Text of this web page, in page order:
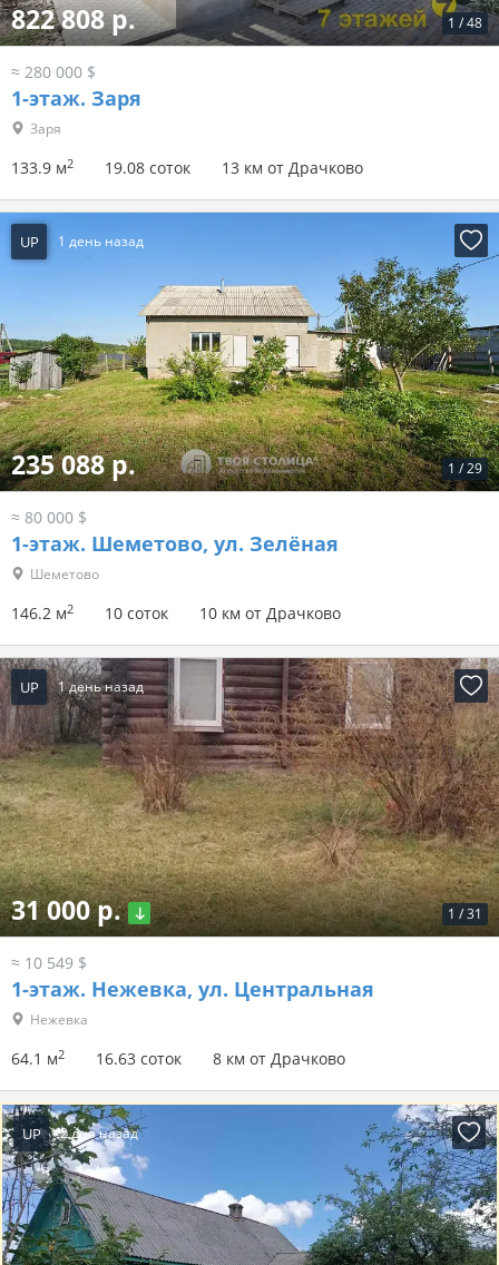
1 /48
822 808 р.
≈ 280 000 $
1-этаж. Заря
Заря
133.9 м2 19.08 соток 13 км от Драчково
UP 1 день назад
1 /29
235 088 р.
≈ 80 000 $
1-этаж. Шеметово, ул. Зелёная
Шеметово
146.2 м2 10 соток 10 км от Драчково
UP 1 день назад
1 /31
31 000 р.
≈ 10 549 $
1-этаж. Нежевка, ул. Центральная
Нежевка
64.1 м2 16.63 соток 8 км от Драчково
UP 2 дня назад